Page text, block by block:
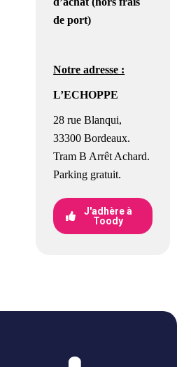
de port)
Notre adresse :
L’ECHOPPE
28 rue Blanqui,
33300 Bordeaux.
Tram B Arrêt Achard.
Parking gratuit.
J'adhère à
Toody